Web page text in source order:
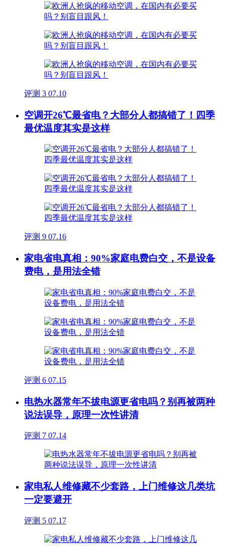
评测 3 07.10
空调开26℃最省电？大部分人都搞错了！四季
最优温度其实是这样
评测 9 07.16
家电省电真相：90%家庭电费白交，不是设备
费电，是用法全错
评测 6 07.15
电热水器常年不拔电源更省电吗？别再被两种
说法误导，原理一次性讲清
评测 7 07.14
家电私人维修藏不少套路，上门维修这几类坑
一定要避开
评测 5 07.17